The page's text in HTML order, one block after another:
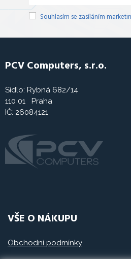
Souhlasím se zasíláním
PCV Computers, s.r.o.
Sídlo: Rybná 682/14
110 01 Praha
IČ: 26084121
VŠE O NÁKUPU
Obchodní podmínky